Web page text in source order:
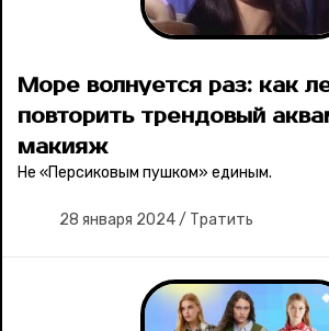
Море волнуется раз: как
повторить трендовый
макияж
Не «Персиковым пушком» единым.
28 января 2024/ Тратить